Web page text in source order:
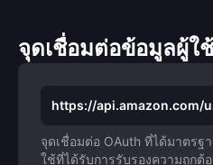
จุดเชื่อมต่อข้อมูลผู้ใ
https://api.amazon.com/
จุดเชื่อมต่อ OAuth ที่ได้มาตร
ใช้ที่ได้รับการรับรองความถูกต้